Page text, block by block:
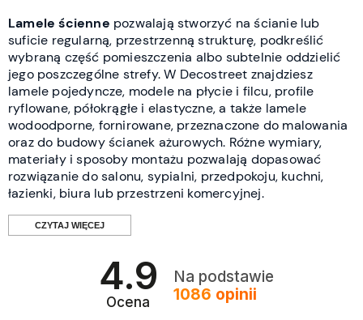
Lamele ścienne pozwalają stworzyć na ścianie lub
suficie regularną, przestrzenną strukturę, podkreślić
wybraną część pomieszczenia albo subtelnie oddzielić
jego poszczególne strefy. W Decostreet znajdziesz
lamele pojedyncze, modele na płycie i filcu, profile
ryflowane, półokrągłe i elastyczne, a także lamele
wodoodporne, fornirowane, przeznaczone do malowania
oraz do budowy ścianek ażurowych. Różne wymiary,
materiały i sposoby montażu pozwalają dopasować
rozwiązanie do salonu, sypialni, przedpokoju, kuchni,
łazienki, biura lub przestrzeni komercyjnej.
CZYTAJ WIĘCEJ
Jakie rodzaje lameli znajdziesz w
Decostreet?
4.9
Ocena
Na podstawie
1086 opinii